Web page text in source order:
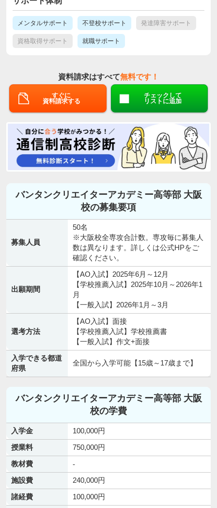
メンタルサポート 不登校サポート 発達障害サポート
資格取得サポート 就職サポート
資料請求はすべて無料です！
すぐに
資料請求する
チェックして
リストに追加
バンタンクリエイターアカデミー高等部 大阪
校の募集要項
募集人員
50名
※大阪校全専攻合計数。専攻毎に募集人
数は異なります。詳しくは公式HPをご
確認ください。
出願期間
【AO入試】2025年6月～12月
【学校推薦入試】2025年10月～2026年1
月
【一般入試】2026年1月～3月
選考方法
【AO入試】面接
【学校推薦入試】学校推薦書
【一般入試】作文+面接
入学できる都道
府県
全国から入学可能【15歳～17歳まで】
バンタンクリエイターアカデミー高等部 大阪
校の学費
入学金
100,000円
授業料
750,000円
教材費
-
施設費
240,000円
諸経費
100,000円